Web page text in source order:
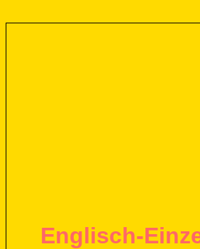
Englisch-